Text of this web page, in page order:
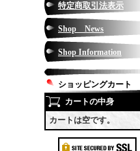
特定商取引法表示
Shop News
Shop Information
ショッピングカート
カートの中身
カートは空です。